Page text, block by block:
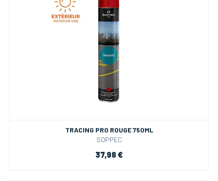
TRACING PRO ROUGE 750ML
SOPPEC
37,98 €